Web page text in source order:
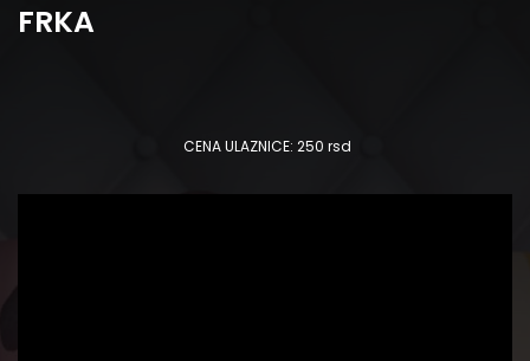
FRKA
CENA ULAZNICE: 250 rsd